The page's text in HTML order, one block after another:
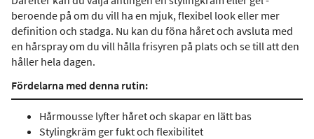
beroende på om du vill ha en mjuk, flexibel look eller mer
definition och stadga. Nu kan du föna håret och avsluta med
en hårspray om du vill hålla frisyren på plats och se till att den
håller hela dagen.
Fördelarna med denna rutin:
Hårmousse lyfter håret och skapar en lätt bas
Stylingkräm ger fukt och flexibilitet